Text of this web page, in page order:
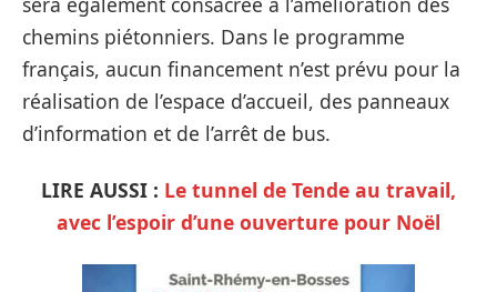
chemins piétonniers. Dans le programme
français, aucun financement n’est prévu pour la
réalisation de l’espace d’accueil, des panneaux
d’information et de l’arrêt de bus.
LIRE AUSSI : Le tunnel de Tende au travail,
avec l’espoir d’une ouverture pour Noël